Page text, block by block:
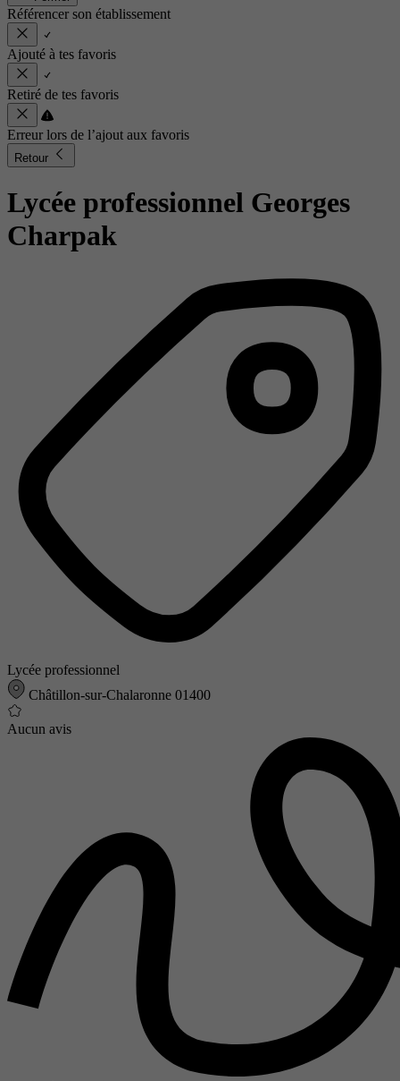
Référencer son établissement
Ajouté à tes favoris
Retiré de tes favoris
Erreur lors de l’ajout aux favoris
Retour
Lycée professionnel Georges
Charpak
Lycée professionnel
Châtillon-sur-Chalaronne 01400
Aucun avis